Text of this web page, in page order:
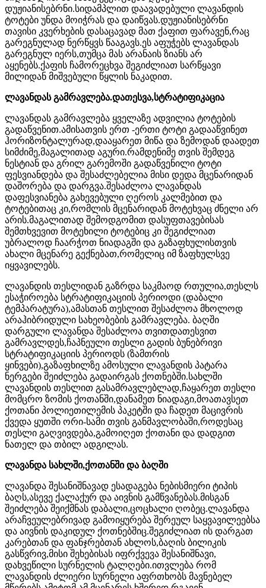
დუჟიანისებრნი.სიდამპლით დაავადებული ლავანდის
ტოტები უნდა მოიჭრას და დაიწვას.დუჟიანისებრნი
თავისი კვერხების დასაცავად მათ ქაფით ფარავენ,რაც
გარეგნულად ნერწყვს წააგავს.ეს აფუჭებს ლავანდას
გარეგნულ იერს,თუმცა მას არანაის ზიანს არ
აყენებს.ქაფის ჩამორეცხვა შეგიძლიათ სარწყავი
მილიდან მიშვებული წყლის ნაკადით.
ლავანდას გამრავლება.დათესვა,სტრატიფიკაცია
ლავანდას გამრავლება ყველაზე ადვილია ტოტების
გადაწვენით.ამისათვის ერთ -ერთი ტოტი გადააწვინეთ
ჰორიზონტალურად,დააყარეთ მიწა და ზემოდან დაადეთ
სიმძიმე,მაგალითად აგური.რამდენიმე თვის შემდეგ
ნესტიან და გრილ გარემოში გადაწვენილი ტოტი
ფესვიანდება და შესაძლებელია მისი დედა მცენარიდან
დაშორება და დარგვა.შესაძლოა ლავანდას
დაფესვიანება გახევებული ღეროს კალმებით და
ტოტებითაც კი,რომლის მცენარიდან მოტეხვაც ძნელი არ
არის.მაგალითად შემოდგომით დასუფთავებისას
შემთხვევით მოტეხილი ტოტებიც კი შეგიძლიათ
უბრალოდ ჩაარჭოთ ნიადაგში და გაზაფხულისთვის
ახალი მცენარე გექნებათ,რომელიც იმ ზაფხულსვე
იყვავილებს.
ლავანდის თესლიდან გაზრდა საკმაოდ რთულია,თესლს
ესაჭიროება სტრატიფიკაციის პერიოდი (დაბალი
ტემპარატურა),ამასთან თესლით შესაძლოა მხოლოდ
არაჰიბრიდული სახეობების გამრავლება. ბაღში
დარგული ლავანდა შესაძლოა თვითდათესვით
გამრავლდეს,ჩაპნეული თესლი გადის ბუნებრივი
სტრატიფიკაციის პერიოდს (ზამთრის
ყინვები),გაზაფხილზე ამოსული ლავანდის პატარა
ნერგები შეიძლება გადაირგას ქოთნებში.სახლში
ლავანდის თესლით გასამრავლებლად,ჩაყარეთ თესლი
მომცრო ზომის ქოთანში,დანამეთ ნიადაგი,მოათავსეთ
ქოთანი პოლიეთილემის პაკეტში და ჩადეთ მაცივრის
ქვედა ყუთში ორი-სამი თვის განმავლობაში,როდესაც
თესლი გაღვივდება,გამოიღეთ ქოთანი და დადგით
ნათელ და თბილ ადგილას.
ლავანდა სახლში,ქოთანში და ბაღში
ლავანდა შესანიშნავად ესადაგება ნებისმიერი ტიპის
ბაღს,ასევე ქალაქურ და აივნის გამწვანებას.მისგან
შეიძლება შეიქმნას დაბალი,ცოცხალი ღობეც.ლავანდა
არაჩვეულებრივად გამოიყურება შერეულ საყვავილეებსა
და აივნის დაკიდულ ქოთნებშიც.შეგიძლიათ ის დარგათ
კარებთან და ფანჯრებთან ახლოს,ბაღის ბილიკის
გასწვრივ,მისი შეხებისას იფრქვევა შესანიშნავი,
დახვეწილი სურნელის ტალღები.ითვლება რომ
ლავანდის ძლიერი სურნელი აფრთხობს მავნებელ